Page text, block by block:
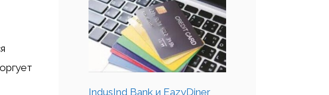
IndusInd Bank и EazyDiner